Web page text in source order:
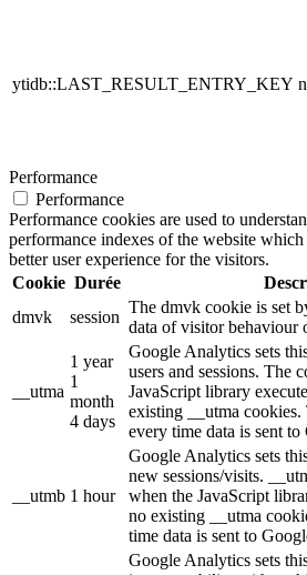
ytidb::LAST_RESULT_ENTRY_KEY
Performance
Performance
Performance cookies are used to
performance indexes of the website
better user experience for the visitors.
Cookie Durée
dmvk
session
The dmvk cookie is set
data of visitor behaviour
__utma
1 year
1
month
4 days
Google Analytics sets
users and sessions. The
JavaScript library
existing __utma
every time data is sent
__utmb 1 hour
Google Analytics sets
new sessions/visits.
when the JavaScript
no existing __utma
time data is sent to
Google Analytics sets